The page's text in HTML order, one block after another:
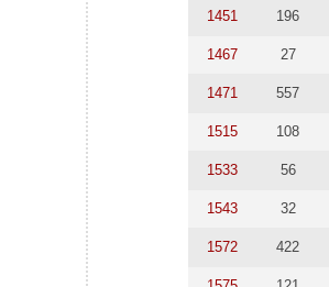
1451 196
1467 27
1471 557
1515 108
1533 56
1543 32
1572 422